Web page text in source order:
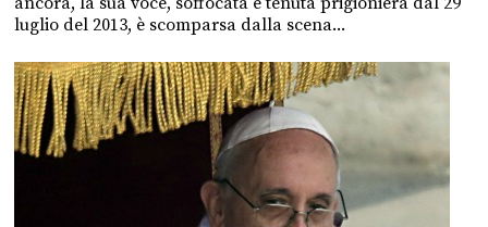
luglio del 2013, è scomparsa dalla scena...